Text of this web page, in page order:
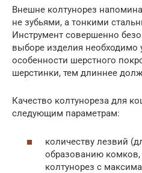
Внешне колтунорез
не зубьями, а тонкими
Инструмент совершенно
выборе изделия необходимо
особенности шерстного
шерстинки, тем длиннее
Качество колтунореза для
следующим параметрам:
количеству лезвий
образованию комков,
колтунорез с